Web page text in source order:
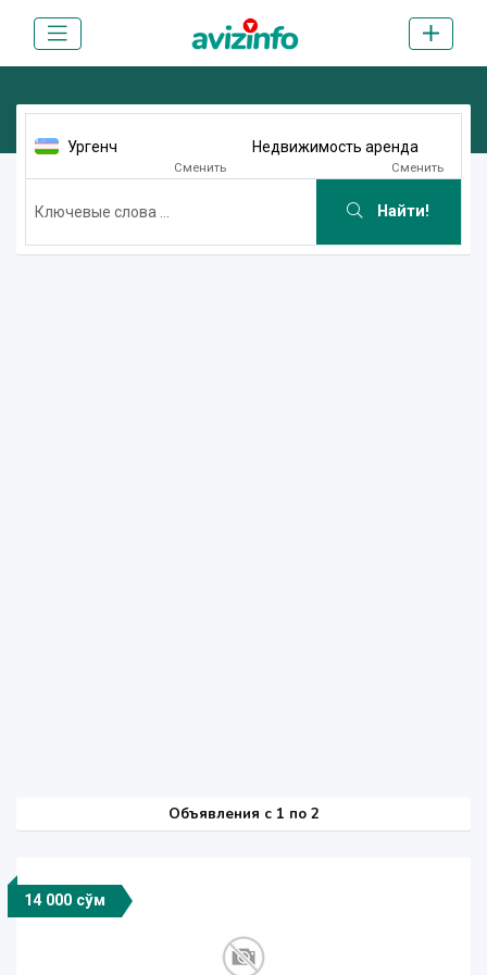
Ургенч
Сменить
Недвижимость аренда
Сменить
Найти!
Объявления c 1 по 2
14 000 сўм